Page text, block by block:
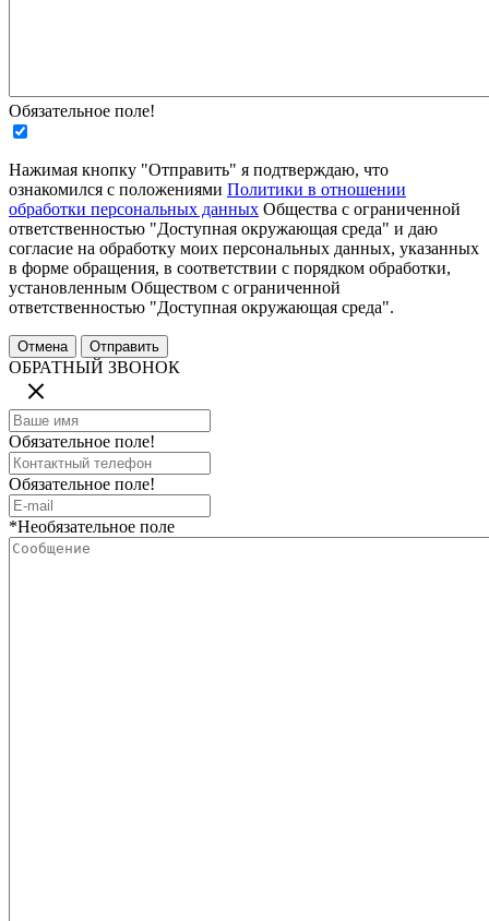
Обязательное поле!
Нажимая кнопку "Отправить" я подтверждаю, что
ознакомился с положениями Политики в отношении
обработки персональных данных Общества с ограниченной
ответственностью "Доступная окружающая среда" и даю
согласие на обработку моих персональных данных, указанных
в форме обращения, в соответствии с порядком обработки,
установленным Обществом с ограниченной
ответственностью "Доступная окружающая среда".
ОБРАТНЫЙ ЗВОНОК
Обязательное поле!
Обязательное поле!
*Необязательное поле